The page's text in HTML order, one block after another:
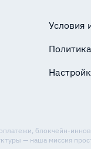
Условия
блокчейн-
— наша миссия